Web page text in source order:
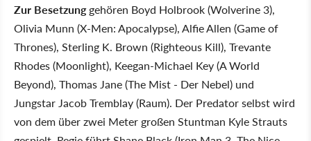
Zur Besetzunggehören Boyd Holbrook (Wolverine 3),
Olivia Munn (X-Men: Apocalypse), Alfie Allen (Game of
Thrones), Sterling K. Brown (Righteous Kill), Trevante
Rhodes (Moonlight), Keegan-Michael Key (A World
Beyond), Thomas Jane (The Mist - Der Nebel) und
Jungstar Jacob Tremblay (Raum). Der Predator selbst wird
von dem über zwei Meter großen Stuntman Kyle Strauts